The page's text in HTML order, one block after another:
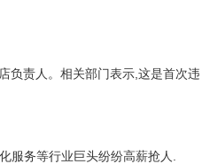
负责人。相关部门表示,这是首次违
服务等行业巨头纷纷高薪抢人.